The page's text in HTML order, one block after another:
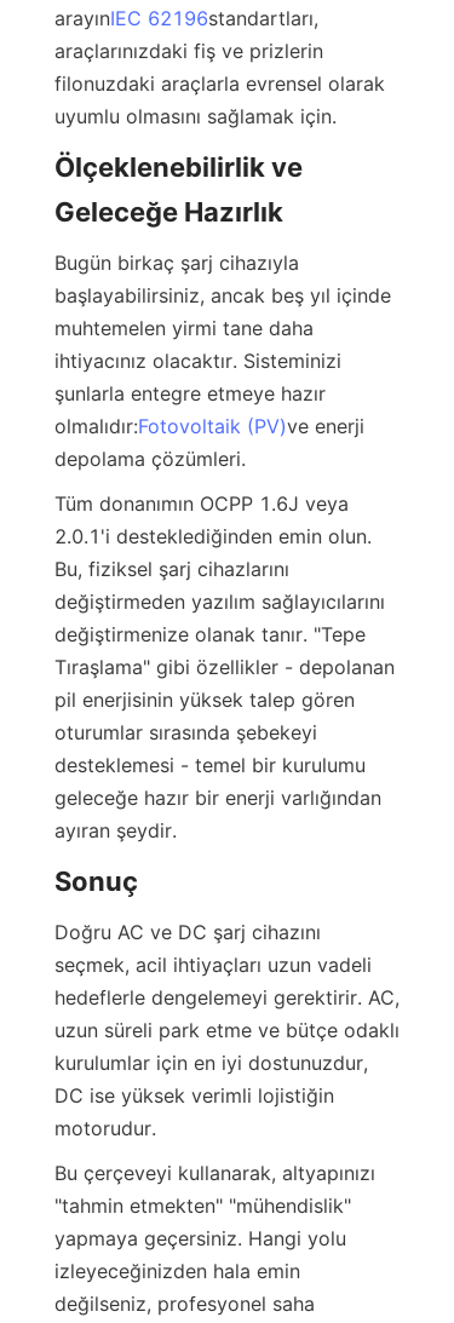
arayınIEC 62196standartları,
araçlarınızdaki fiş ve prizlerin
filonuzdaki araçlarla evrensel olarak
uyumlu olmasını sağlamak için.
Ölçeklenebilirlik ve
Geleceğe Hazırlık
Bugün birkaç şarj cihazıyla
başlayabilirsiniz, ancak beş yıl içinde
muhtemelen yirmi tane daha
ihtiyacınız olacaktır. Sisteminizi
şunlarla entegre etmeye hazır
olmalıdır:Fotovoltaik (PV)ve enerji
depolama çözümleri.
Tüm donanımın OCPP 1.6J veya
2.0.1'i desteklediğinden emin olun.
Bu, fiziksel şarj cihazlarını
değiştirmeden yazılım sağlayıcılarını
değiştirmenize olanak tanır. "Tepe
Tıraşlama" gibi özellikler - depolanan
pil enerjisinin yüksek talep gören
oturumlar sırasında şebekeyi
desteklemesi - temel bir kurulumu
geleceğe hazır bir enerji varlığından
ayıran şeydir.
Sonuç
Doğru AC ve DC şarj cihazını
seçmek, acil ihtiyaçları uzun vadeli
hedeflerle dengelemeyi gerektirir. AC,
uzun süreli park etme ve bütçe odaklı
kurulumlar için en iyi dostunuzdur,
DC ise yüksek verimli lojistiğin
motorudur.
Bu çerçeveyi kullanarak, altyapınızı
"tahmin etmekten" "mühendislik"
yapmaya geçersiniz. Hangi yolu
izleyeceğinizden hala emin
değilseniz, profesyonel saha